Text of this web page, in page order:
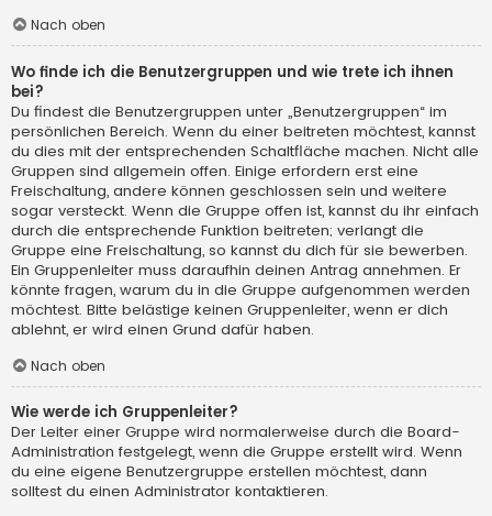
Nach oben
Wo finde ich die Benutzergruppen und wie trete ich ihnen
bei?
Du findest die Benutzergruppen unter „Benutzergruppen“ im
persönlichen Bereich. Wenn du einer beitreten möchtest, kannst
du dies mit der entsprechenden Schaltfläche machen. Nicht alle
Gruppen sind allgemein offen. Einige erfordern erst eine
Freischaltung, andere können geschlossen sein und weitere
sogar versteckt. Wenn die Gruppe offen ist, kannst du ihr einfach
durch die entsprechende Funktion beitreten; verlangt die
Gruppe eine Freischaltung, so kannst du dich für sie bewerben.
Ein Gruppenleiter muss daraufhin deinen Antrag annehmen. Er
könnte fragen, warum du in die Gruppe aufgenommen werden
möchtest. Bitte belästige keinen Gruppenleiter, wenn er dich
ablehnt, er wird einen Grund dafür haben.
Nach oben
Wie werde ich Gruppenleiter?
Der Leiter einer Gruppe wird normalerweise durch die Board-
Administration festgelegt, wenn die Gruppe erstellt wird. Wenn
du eine eigene Benutzergruppe erstellen möchtest, dann
solltest du einen Administrator kontaktieren.